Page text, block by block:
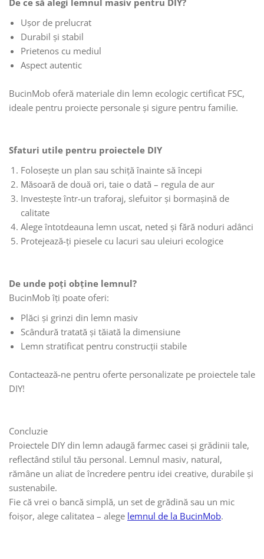
Ușor de prelucrat
Durabil și stabil
Prietenos cu mediul
Aspect autentic
BucinMob oferă materiale din lemn ecologic certificat FSC,
ideale pentru proiecte personale și sigure pentru familie.
Sfaturi utile pentru proiectele DIY
Folosește un plan sau schiță înainte să începi
Măsoară de două ori, taie o dată – regula de aur
Investește într-un traforaj, slefuitor și bormașină de
calitate
Alege întotdeauna lemn uscat, neted și fără noduri adânci
Protejează-ți piesele cu lacuri sau uleiuri ecologice
De unde poți obține lemnul?
BucinMob îți poate oferi:
Plăci și grinzi din lemn masiv
Scândură tratată și tăiată la dimensiune
Lemn stratificat pentru construcții stabile
Contactează-ne pentru oferte personalizate pe proiectele tale
DIY!
Concluzie
Proiectele DIY din lemn adaugă farmec casei și grădinii tale,
reflectând stilul tău personal. Lemnul masiv, natural,
rămâne un aliat de încredere pentru idei creative, durabile și
sustenabile.
Fie că vrei o bancă simplă, un set de grădină sau un mic
foișor, alege calitatea – alege lemnul de la BucinMob.